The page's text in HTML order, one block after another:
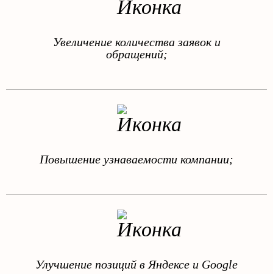
Увеличение количества заявок и
обращений;
Повышение узнаваемости компании;
Улучшение позиций в Яндексе и Google